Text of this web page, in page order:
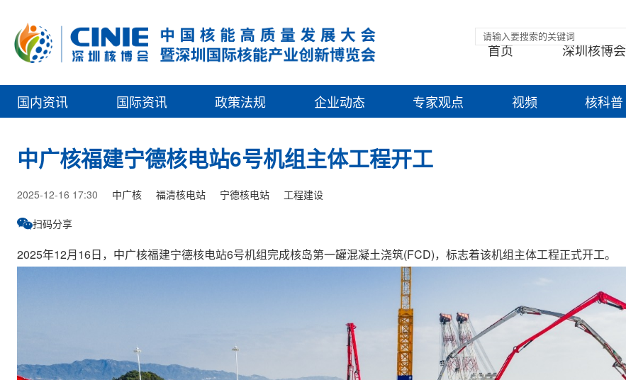
首页 深圳核博会
国内资讯 国际资讯 政策法规 企业动态 专家观点 视频 核科普
中广核福建宁德核电站6号机组主体工程开工
2025-12-16 17:30 中广核 福清核电站 宁德核电站 工程建设
扫码分享
2025年12月16日，中广核福建宁德核电站6号机组完成核岛第一罐混凝土浇筑(FCD)，标志着该机组主体工程正式开工。